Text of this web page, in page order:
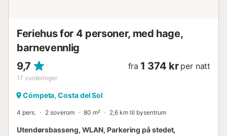
Feriehus for 4 personer, med hage,
barnevennlig
9,7
17 vurderinger
fra 1 374 kr per natt
Cómpeta, Costa del Sol
4 pers. 2 soverom 80 m² 2,6 km til bysentrum
Utendørsbasseng, WLAN, Parkering på stedet,